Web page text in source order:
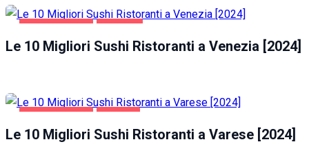
Le 10 Migliori Sushi Ristoranti a Venezia [2024]
Le 10 Migliori Sushi Ristoranti a Varese [2024]